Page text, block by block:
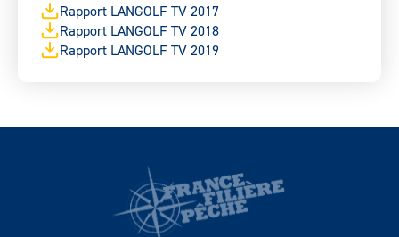
Rapport LANGOLF TV 2017
Rapport LANGOLF TV 2018
Rapport LANGOLF TV 2019